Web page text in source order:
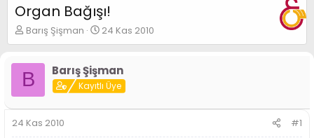
Organ Bağışı!
K
o
u
y
B
a
ş
Barış Şişman
B
a
l
a
n
g
24 Kas 2010
B Barış Şişman
Kayıtlı Üye
24 Kas 2010 #1